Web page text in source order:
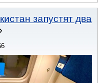
запустят два